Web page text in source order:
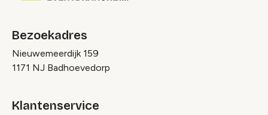
Bezoekadres
Nieuwemeerdijk 159
1171 NJ Badhoevedorp
Klantenservice